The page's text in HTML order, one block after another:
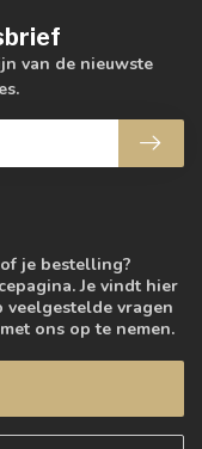
je bestelling?
Je vindt hier
vragen
ons op te nemen.
van de nieuwste